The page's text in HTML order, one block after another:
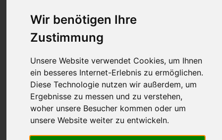
Wir benötigen Ihre
Zustimmung
Unsere Website verwendet Cookies, um Ihnen
ein besseres Internet-Erlebnis zu ermöglichen.
Diese Technologie nutzen wir außerdem, um
Ergebnisse zu messen und zu verstehen,
woher unsere Besucher kommen oder um
unsere Website weiter zu entwickeln.
Wohnung 2
38m² für 2-3 Pers.